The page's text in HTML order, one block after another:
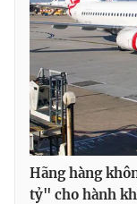
Emagazine
Photo
Video
VTV Money
Hãng hàng
tỷ" cho hành